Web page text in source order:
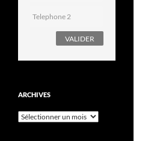
ARCHIVES
Archives